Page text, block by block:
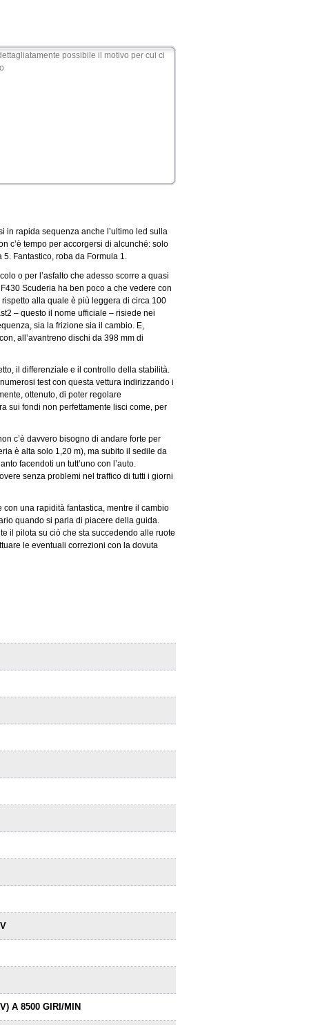
in rapida sequenza anche l’ultimo led sulla
c’è tempo per accorgersi di alcunché: solo
Fantastico, roba da Formula 1.
o per l’asfalto che adesso scorre a quasi
Scuderia ha ben poco a che vedere con
alla quale è più leggera di circa 100
– questo il nome ufficiale – risiede nei
sia la frizione sia il cambio. E,
all’avantreno dischi da 398 mm di
il differenziale e il controllo della stabilità.
test con questa vettura indirizzando i
ottenuto, di poter regolare
sui fondi non perfettamente lisci come, per
c’è davvero bisogno di andare forte per
è alta solo 1,20 m), ma subito il sedile da
facendoti un tutt’uno con l’auto.
senza problemi nel traffico di tutti i giorni
con una rapidità fantastica, mentre il cambio
quando si parla di piacere della guida.
il pilota su ciò che sta succedendo alle ruote
le eventuali correzioni con la dovuta
A 8500 GIRI/MIN